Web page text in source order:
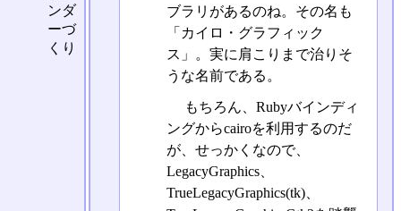
ブラリがあるのね。その名も
「カイロ・グラフィック
ス」。実に肩こりまで治りそ
うな名前である。
もちろん、Rubyバインディ
ングからcairoを利用するのだ
が、せっかくなので、
LegacyGraphics、
TrueLegacyGraphics(tk)、
ンダ
ーづ
くり